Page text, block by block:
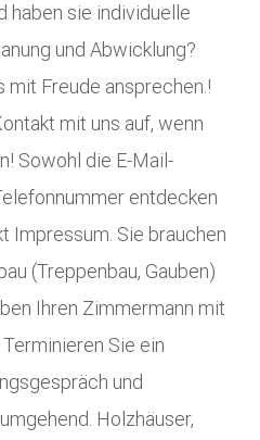
haben sie individuelle
und Abwicklung?
mit Freude ansprechen.!
mit uns auf, wenn
Sowohl die E-Mail-
entdecken
Impressum. Sie brauchen
(Treppenbau, Gauben)
Ihren Zimmermann mit
Sie ein
und
Holzhäuser,